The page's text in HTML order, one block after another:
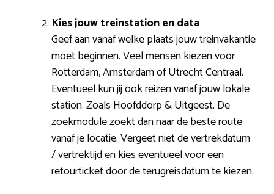
Kies jouw treinstation en data
Geef aan vanaf welke plaats jouw treinvakantie
moet beginnen. Veel mensen kiezen voor
Rotterdam, Amsterdam of Utrecht Centraal.
Eventueel kun jij ook reizen vanaf jouw lokale
station. Zoals Hoofddorp & Uitgeest. De
zoekmodule zoekt dan naar de beste route
vanaf je locatie. Vergeet niet de vertrekdatum
/ vertrektijd en kies eventueel voor een
retourticket door de terugreisdatum te kiezen.